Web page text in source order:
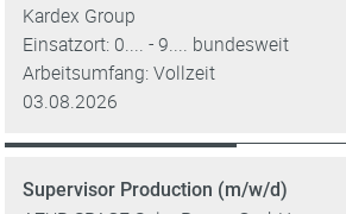
Kardex Group
Einsatzort: 0.... - 9.... bundesweit
Arbeitsumfang: Vollzeit
03.08.2026
Supervisor Production (m/w/d)